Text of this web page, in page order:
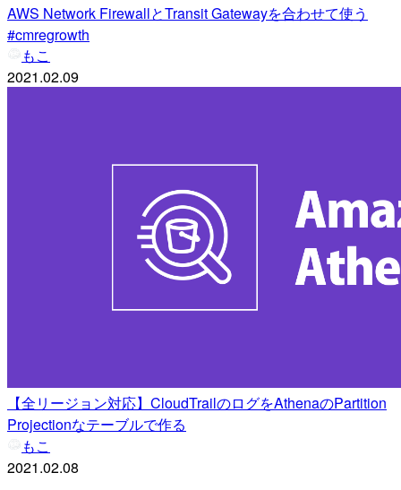
AWS Network FirewallとTransit Gatewayを合わせて使う
#cmregrowth
もこ
2021.02.09
【全リージョン対応】CloudTrailのログをAthenaのPartition
Projectionなテーブルで作る
もこ
2021.02.08